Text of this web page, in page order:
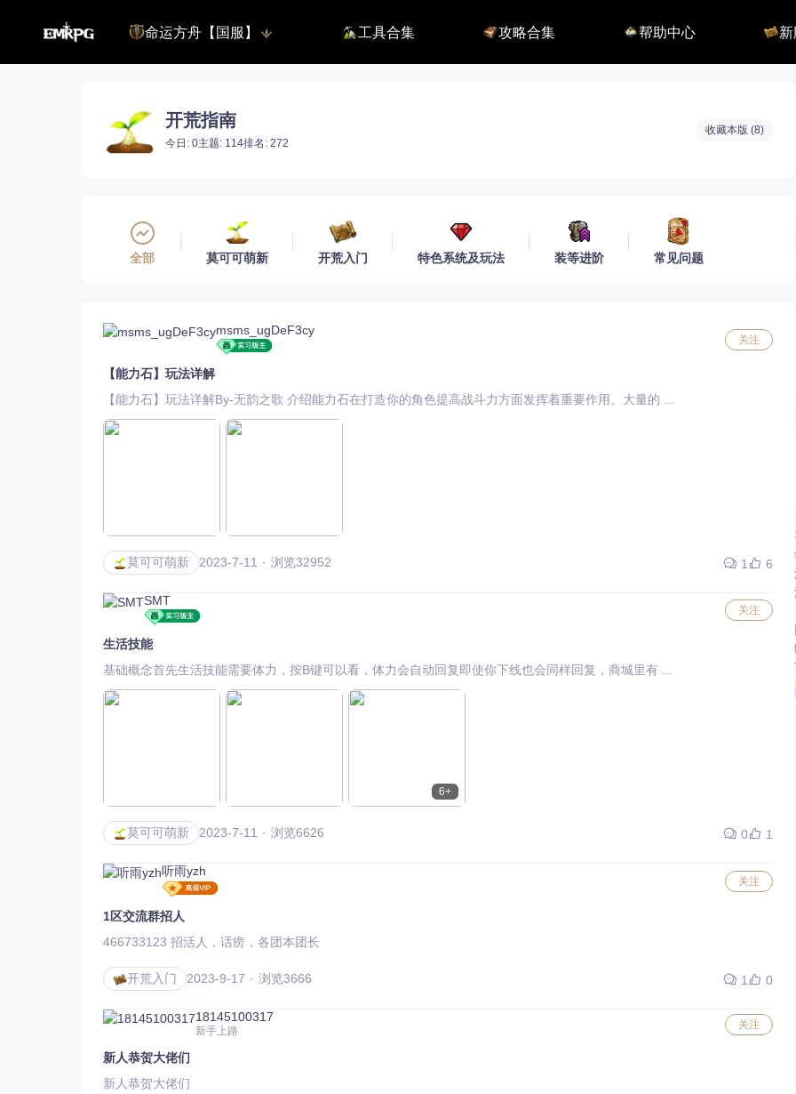
命运方舟【国服】 工具合集 攻略合集 帮助中心
12.22国服圣骑士上线
开荒指南
今日: 0主题: 114排名: 272
收藏本版 (8)
全部
莫可可萌新
开荒入门
特色系统及玩法
装等进阶
常见问题
msms_ugDeF3cy
关注
【能力石】玩法详解
【能力石】玩法详解By-无韵之歌 介绍能力石在打造你的角色提高战斗力方面发挥着重要作用。大量的 ...
莫可可萌新 2023-7-11 浏览32952 1 6
SMT
关注
生活技能
基础概念首先生活技能需要体力，按B键可以看，体力会自动回复即使你下线也会同样回复，商城里有 ...
6+
莫可可萌新 2023-7-11 浏览6626 0 1
听雨yzh
关注
1区交流群招人
466733123 招活人，话痨，各团本团长
开荒入门 2023-9-17 浏览3666 1 0
18145100317
新手上路 关注
新人恭贺大佬们
新人恭贺大佬们